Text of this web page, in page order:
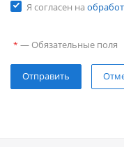
Я согласен на
* — Обязательные поля
Отправить